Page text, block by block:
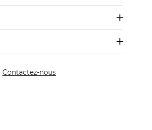
Contactez-nous